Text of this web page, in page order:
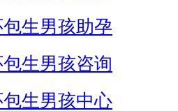
生男孩助孕
生男孩咨询
包生男孩中心